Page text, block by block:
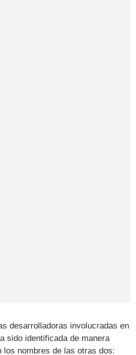
desarrolladoras involucradas en
sido identificada de manera
los nombres de las otras dos: